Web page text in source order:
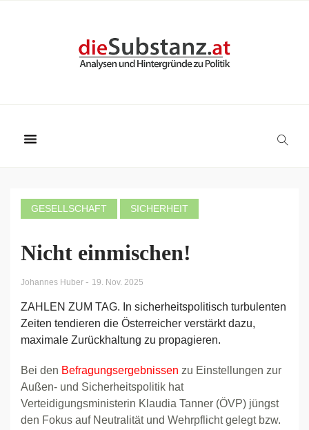
GESELLSCHAFT SICHERHEIT
Nicht einmischen!
Johannes Huber - 19. Nov. 2025
ZAHLEN ZUM TAG. In sicherheitspolitisch turbulenten
Zeiten tendieren die Österreicher verstärkt dazu,
maximale Zurückhaltung zu propagieren.
Bei den Befragungsergebnissen zu Einstellungen zur
Außen- und Sicherheitspolitik hat
Verteidigungsministerin Klaudia Tanner (ÖVP) jüngst
den Fokus auf Neutralität und Wehrpflicht gelegt bzw.